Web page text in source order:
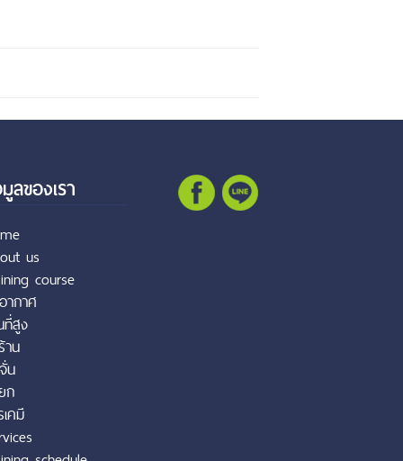
ลของเรา
us
course
ากาศ
ที่สูง
าน
น
ก
คมี